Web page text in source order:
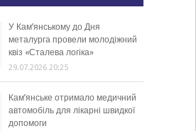
У Кам’янському до Дня
металурга провели молодіжний
квіз «Сталева логіка»
29.07.2026 20:25
Кам’янське отримало медичний
автомобіль для лікарні швидкої
допомоги